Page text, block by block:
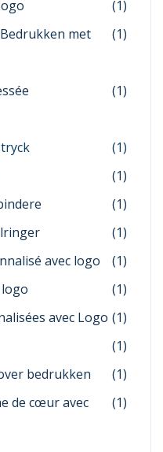
(1)
met
(1)
(1)
(1)
(1)
(1)
(1)
avec logo
(1)
(1)
avec Logo (1)
(1)
bedrukken
(1)
de cœur avec
(1)